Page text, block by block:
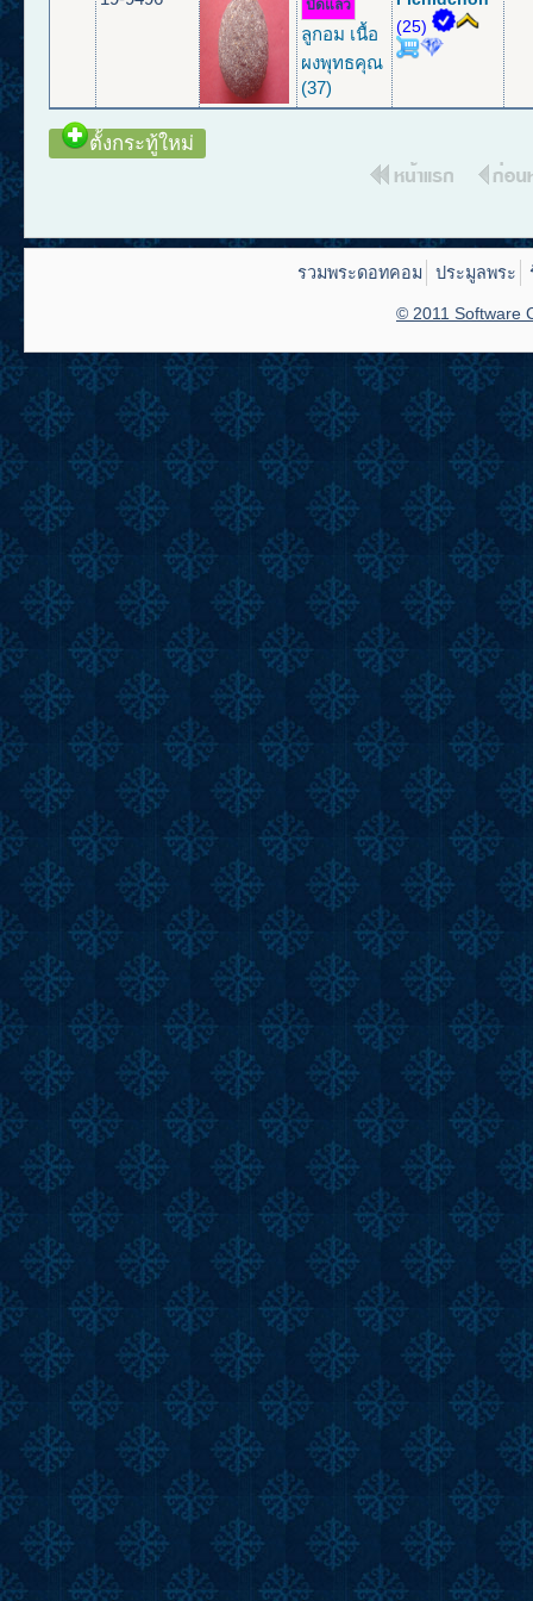
ปิดแล้ว
ลูกอม เนื้อ
ผงพุทธคุณ
(37)
(25)
ตั้งกระทู้ใหม่
รวมพระดอทคอม ประมูลพระ
© 2011 Software